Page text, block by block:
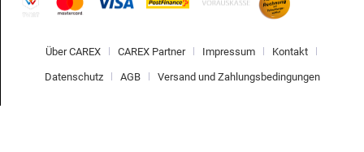
Über CAREX CAREX Partner Impressum Kontakt
Datenschutz AGB Versand und Zahlungsbedingungen